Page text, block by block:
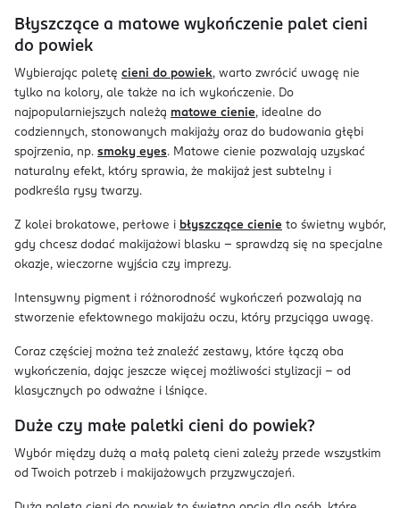
Błyszczące a matowe wykończenie palet cieni
do powiek
Wybierając paletę cieni do powiek, warto zwrócić uwagę nie
tylko na kolory, ale także na ich wykończenie. Do
najpopularniejszych należą matowe cienie, idealne do
codziennych, stonowanych makijaży oraz do budowania głębi
spojrzenia, np. smoky eyes. Matowe cienie pozwalają uzyskać
naturalny efekt, który sprawia, że makijaż jest subtelny i
podkreśla rysy twarzy.
Z kolei brokatowe, perłowe i błyszczące cienie to świetny wybór,
gdy chcesz dodać makijażowi blasku – sprawdzą się na specjalne
okazje, wieczorne wyjścia czy imprezy.
Intensywny pigment i różnorodność wykończeń pozwalają na
stworzenie efektownego makijażu oczu, który przyciąga uwagę.
Coraz częściej można też znaleźć zestawy, które łączą oba
wykończenia, dając jeszcze więcej możliwości stylizacji – od
klasycznych po odważne i lśniące.
Duże czy małe paletki cieni do powiek?
Wybór między dużą a małą paletą cieni zależy przede wszystkim
od Twoich potrzeb i makijażowych przyzwyczajeń.